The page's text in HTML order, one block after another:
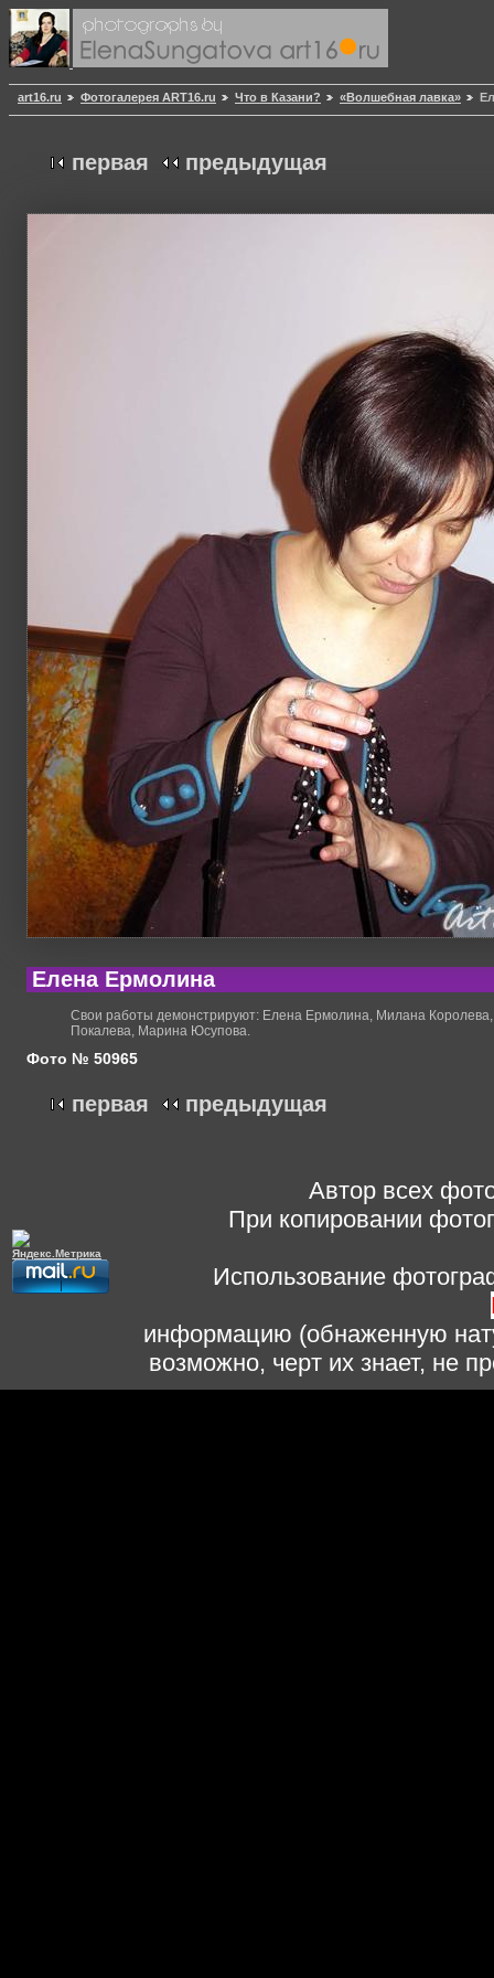
art16.ru Фотогалерея ART16.ru Что в Казани? «Волшебная лавка»
первая предыдущая
Елена Ермолина
Свои работы демонстрируют: Елена Ермолина, Милана
Покалева, Марина Юсупова.
Фото № 50965
первая предыдущая
Автор всех
При копировании
Использование
информацию (обнаженную
возможно, черт их знает, не